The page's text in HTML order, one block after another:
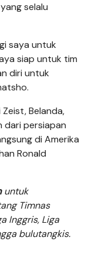
selalu
saya untuk
siap untuk tim
diri untuk
Belanda,
dari persiapan
di Amerika
Ronald
untuk
Timnas
Inggris, Liga
bulutangkis.